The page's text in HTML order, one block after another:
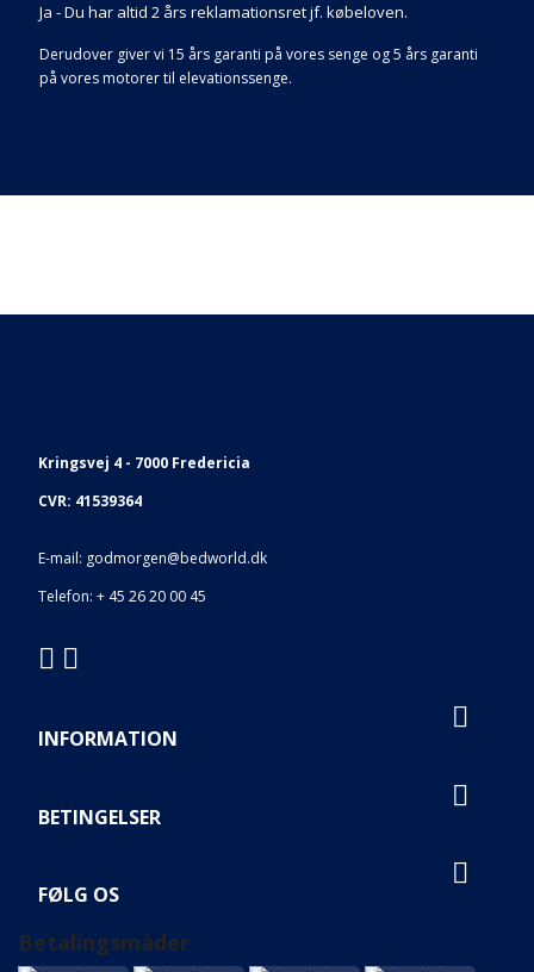
Ja - Du har altid 2 års reklamationsret jf. købeloven.
Derudover giver vi 15 års garanti på vores senge og 5 års garanti
på vores motorer til elevationssenge.
Kringsvej 4 - 7000 Fredericia
CVR: 41539364
E-mail: godmorgen@bedworld.dk
Telefon: + 45 26 20 00 45
INFORMATION

BETINGELSER

FØLG OS

Betalingsmåder